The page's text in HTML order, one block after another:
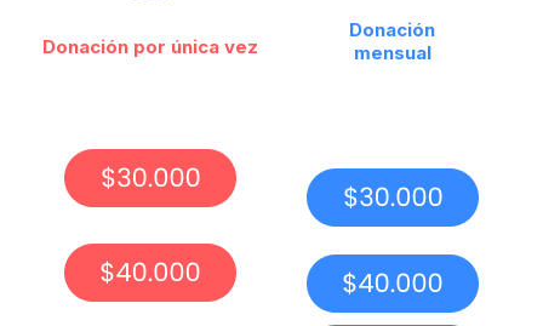
Donación por única vez
Donación
mensual